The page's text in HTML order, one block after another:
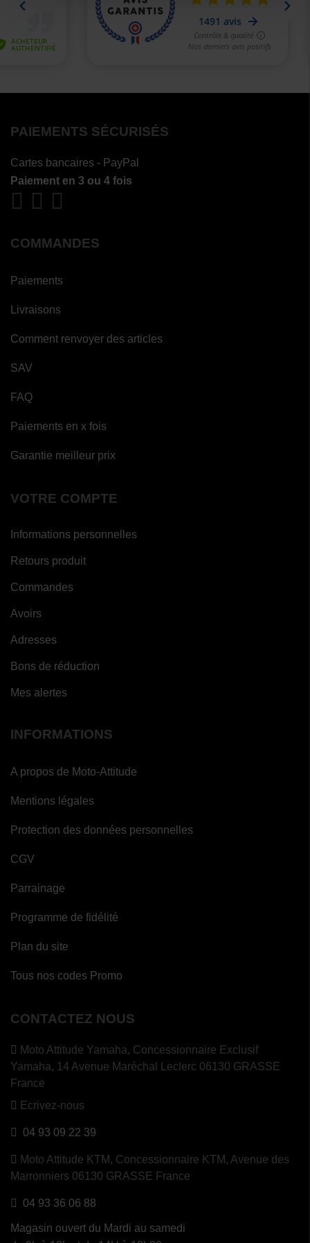
PAIEMENTS SÉCURISÉS
Cartes bancaires - PayPal
Paiement en 3 ou 4 fois
COMMANDES
Paiements
Livraisons
Comment renvoyer des articles
SAV
FAQ
Paiements en x fois
Garantie meilleur prix
VOTRE COMPTE
Informations personnelles
Retours produit
Commandes
Avoirs
Adresses
Bons de réduction
Mes alertes
INFORMATIONS
A propos de Moto-Attitude
Mentions légales
Protection des données personnelles
CGV
Parrainage
Programme de fidélité
Plan du site
Tous nos codes Promo
CONTACTEZ NOUS
Moto Attitude Yamaha, Concessionnaire Exclusif
Yamaha, 14 Avenue Maréchal Leclerc 06130 GRASSE
France
Ecrivez-nous
04 93 09 22 39
Moto Attitude KTM, Concessionnaire KTM, Avenue des
Marronniers 06130 GRASSE France
04 93 36 06 88
Magasin ouvert du Mardi au samedi